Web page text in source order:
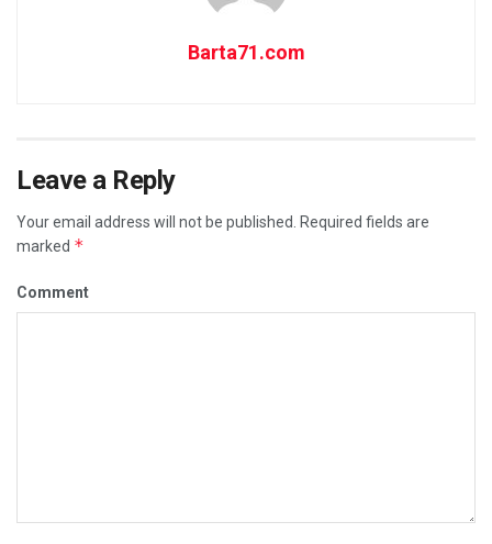
Barta71.com
Leave a Reply
Your email address will not be published.
Required fields are
marked *
Comment